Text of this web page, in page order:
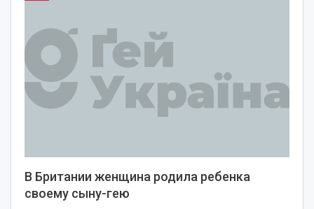
В Британии женщина родила ребенка
своему сыну-гею